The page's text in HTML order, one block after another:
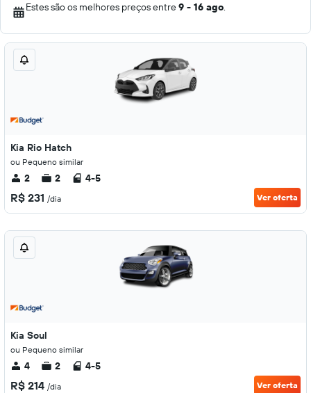
Estes são os melhores preços entre9 - 16 ago.
Kia Rio Hatch
ou Pequeno similar
2 2 4-5
R$ 231 /dia Ver oferta
Kia Soul
ou Pequeno similar
4 2 4-5
R$ 214 /dia Ver oferta